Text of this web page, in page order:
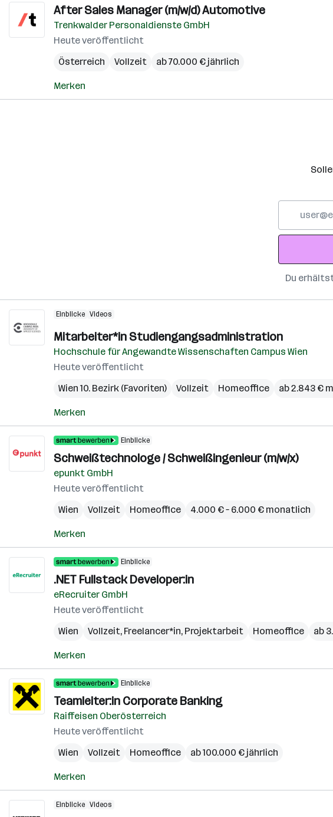
After Sales Manager (m/w/d) Automotive
Trenkwalder Personaldienste GmbH
Heute veröffentlicht
Österreich
Vollzeit ab 70.000 € jährlich
Merken
Adresse
Du
Einblicke Videos
Mitarbeiter*in Studiengangsadministration
Hochschule für Angewandte Wissenschaften Campus Wien
Heute veröffentlicht
Wien 10. Bezirk (Favoriten)
Vollzeit Homeoffice ab 2.843 €
Merken
Einblicke
Schweißtechnologe / Schweißingenieur (m/w/x)
epunkt GmbH
Heute veröffentlicht
Wien
Vollzeit Homeoffice 4.000 € – 6.000 € monatlich
Merken
Einblicke
.NET Fullstack Developer:in
eRecruiter GmbH
Heute veröffentlicht
Wien
Vollzeit, Freelancer*in, Projektarbeit Homeoffice ab
Merken
Einblicke
Teamleiter:in Corporate Banking
Raiffeisen Oberösterreich
Heute veröffentlicht
Wien
Vollzeit Homeoffice ab 100.000 € jährlich
Merken
Einblicke Videos